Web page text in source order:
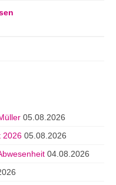
05.08.2026
2026 05.08.2026
04.08.2026